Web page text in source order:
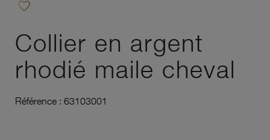
favorite_border
Collier en argent
rhodié maile cheval
Référence : 63103001